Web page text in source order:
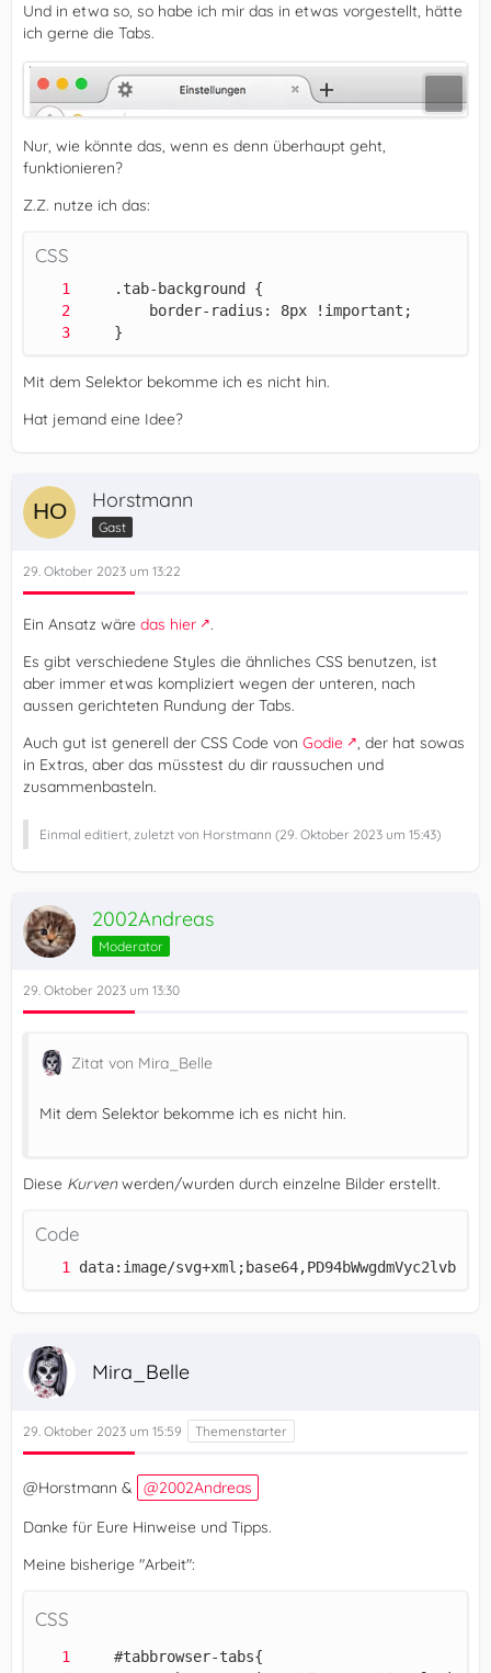
Und in etwa so, so habe ich mir das in etwas vorgestellt, hätte
ich gerne die Tabs.
Nur, wie könnte das, wenn es denn überhaupt geht,
funktionieren?
Z.Z. nutze ich das:
CSS
}
Mit dem Selektor bekomme ich es nicht hin.
Hat jemand eine Idee?
Horstmann
Gast
29. Oktober 2023 um 13:22
Ein Ansatz wäre das hier
.
Es gibt verschiedene Styles die ähnliches CSS benutzen, ist
aber immer etwas kompliziert wegen der unteren, nach
aussen gerichteten Rundung der Tabs.
Auch gut ist generell der CSS Code von Godie
, der hat sowas
in Extras, aber das müsstest du dir raussuchen und
zusammenbasteln.
Einmal editiert, zuletzt von Horstmann (29. Oktober 2023 um 15:43)
2002Andreas
Moderator
29. Oktober 2023 um 13:30
Zitat von Mira_Belle
Mit dem Selektor bekomme ich es nicht hin.
Diese Kurvenwerden/wurden durch einzelne Bilder erstellt.
Code
data:image/
Mira_Belle
29. Oktober 2023 um 15:59
@Horstmann &
2002Andreas
Danke für Eure Hinweise und Tipps.
Meine bisherige "Arbeit":
CSS